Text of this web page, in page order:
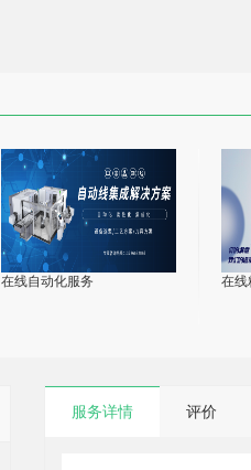
在线自动化服务 在线
服务详情 评价